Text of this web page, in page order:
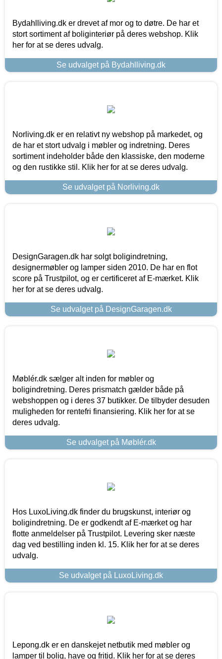
Bydahlliving.dk er drevet af mor og to døtre. De har et
stort sortiment af boliginteriør på deres webshop. Klik
her for at se deres udvalg.
Se udvalget på Bydahlliving.dk
Norliving.dk er en relativt ny webshop på markedet, og
de har et stort udvalg i møbler og indretning. Deres
sortiment indeholder både den klassiske, den moderne
og den rustikke stil. Klik her for at se deres udvalg.
Se udvalget på Norliving.dk
DesignGaragen.dk har solgt boligindretning,
designermøbler og lamper siden 2010. De har en flot
score på Trustpilot, og er certificeret af E-mærket. Klik
her for at se deres udvalg.
Se udvalget på DesignGaragen.dk
Møblér.dk sælger alt inden for møbler og
boligindretning. Deres prismatch gælder både på
webshoppen og i deres 37 butikker. De tilbyder desuden
muligheden for rentefri finansiering. Klik her for at se
deres udvalg.
Se udvalget på Møblér.dk
Hos LuxoLiving.dk finder du brugskunst, interiør og
boligindretning. De er godkendt af E-mærket og har
flotte anmeldelser på Trustpilot. Levering sker næste
dag ved bestilling inden kl. 15. Klik her for at se deres
udvalg.
Se udvalget på LuxoLiving.dk
Lepong.dk er en danskejet netbutik med møbler og
lamper til bolig, have og fritid. Klik her for at se deres